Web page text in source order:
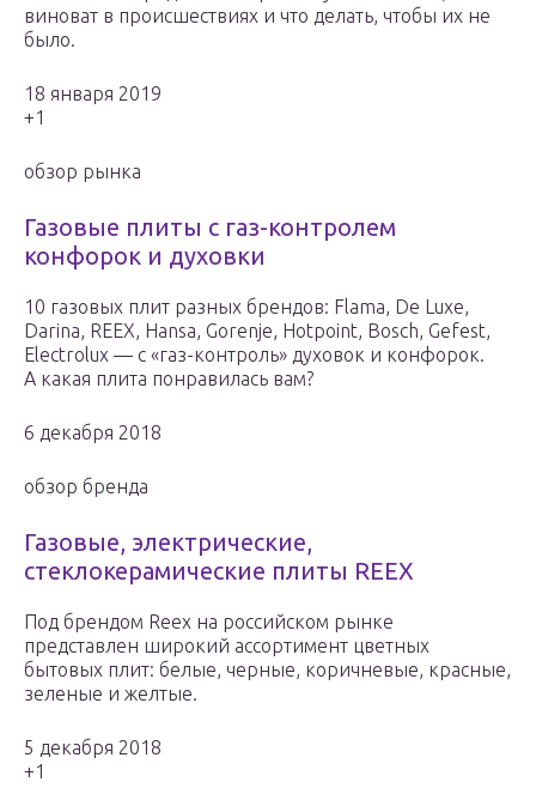
виноват в происшествиях и что делать, чтобы их не
было.
18 января 2019
+1
обзор рынка
Газовые плиты с газ-контролем
конфорок и духовки
10 газовых плит разных брендов: Flama, De Luxe,
Darina, REEX, Hansa, Gorenje, Hotpoint, Bosch, Gefest,
Electrolux — с «газ-контроль» духовок и конфорок.
А какая плита понравилась вам?
6 декабря 2018
обзор бренда
Газовые, электрические,
стеклокерамические плиты REEX
Под брендом Reex на российском рынке
представлен широкий ассортимент цветных
бытовых плит: белые, черные, коричневые, красные,
зеленые и желтые.
5 декабря 2018
+1